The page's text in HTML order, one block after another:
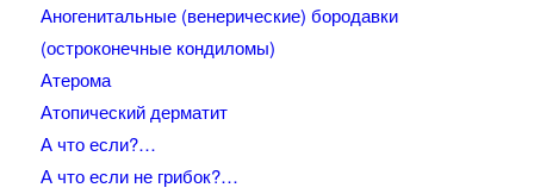
Аногенитальные (венерические) бородавки
(остроконечные кондиломы)
Атерома
Атопический дерматит
А что если?…
А что если не грибок?…